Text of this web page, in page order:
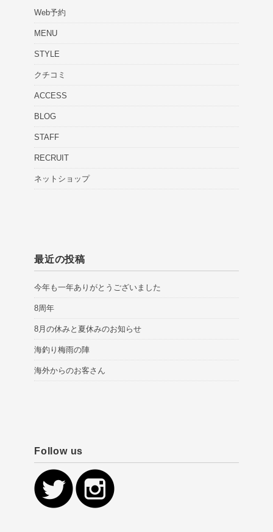
Web予約
MENU
STYLE
クチコミ
ACCESS
BLOG
STAFF
RECRUIT
ネットショップ
最近の投稿
今年も一年ありがとうございました
8周年
8月の休みと夏休みのお知らせ
海釣り梅雨の陣
海外からのお客さん
Follow us